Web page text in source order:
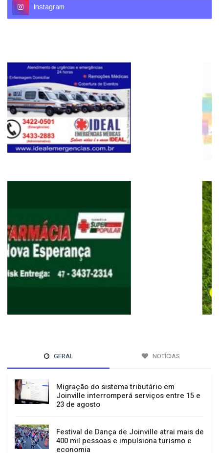
Instagram
GERAL NOTÍCIAS
Migração do sistema tributário em
Joinville interromperá serviços entre 15 e
23 de agosto